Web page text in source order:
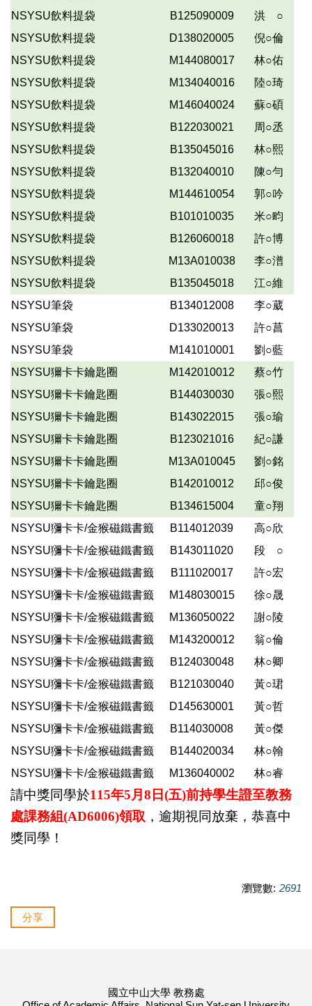
NSYSU飲料提袋
B125090009
洪 ○
NSYSU飲料提袋
D138020005
倪○倫
NSYSU飲料提袋
M144080017
林○佑
NSYSU飲料提袋
M134040016
陸○琦
NSYSU飲料提袋
M146040024
蘇○碩
NSYSU飲料提袋
B122030021
周○丞
NSYSU飲料提袋
B135045016
林○熙
NSYSU飲料提袋
B132040010
陳○勻
NSYSU飲料提袋
M144610054
郭○吟
NSYSU飲料提袋
B101010035
米○畇
NSYSU飲料提袋
B126060018
許○博
NSYSU飲料提袋
M13A010038
李○潽
NSYSU飲料提袋
B135045018
江○維
NSYSU筆袋
B134012008
李○葳
NSYSU筆袋
D133020013
許○菖
NSYSU筆袋
M141010001
劉○藍
NSYSU獮卡卡鑰匙圈
M142010012
蔡○竹
NSYSU獮卡卡鑰匙圈
B144030030
張○熙
NSYSU獮卡卡鑰匙圈
B143022015
張○瑜
NSYSU獮卡卡鑰匙圈
B123021016
紀○謙
NSYSU獮卡卡鑰匙圈
M13A010045
劉○銘
NSYSU獮卡卡鑰匙圈
B142010012
邱○俊
NSYSU獮卡卡鑰匙圈
B134615004
童○翔
NSYSU獼卡卡/金猴磁鐵書籤
B114012039
高○欣
NSYSU獼卡卡/金猴磁鐵書籤
B143011020
段 ○
NSYSU獼卡卡/金猴磁鐵書籤
B111020017
許○宏
NSYSU獼卡卡/金猴磁鐵書籤
M148030015
徐○晟
NSYSU獼卡卡/金猴磁鐵書籤
M136050022
謝○陵
NSYSU獼卡卡/金猴磁鐵書籤
M143200012
翁○倫
NSYSU獼卡卡/金猴磁鐵書籤
B124030048
林○卿
NSYSU獼卡卡/金猴磁鐵書籤
B121030040
黃○珺
NSYSU獼卡卡/金猴磁鐵書籤
D145630001
黃○哲
NSYSU獼卡卡/金猴磁鐵書籤
B114030008
黃○傑
NSYSU獼卡卡/金猴磁鐵書籤
B144020034
林○翰
NSYSU獼卡卡/金猴磁鐵書籤
M136040002 林○睿
請中獎同學於115年5月8日(五)前持學生證至教務
處課務組(AD6006)領取 ，逾期視同放棄，恭喜中
獎同學！
瀏覽數: 2691
分享
國立中山大學 教務處